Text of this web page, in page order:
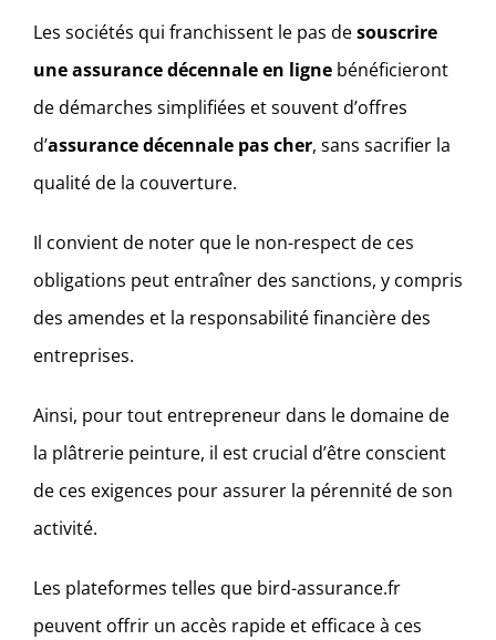
Les sociétés qui franchissent le pas desouscrire
une assurance décennale en ligne bénéficieront
de démarches simplifiées et souvent d’offres
d’assurance décennale pas cher, sans sacrifier la
qualité de la couverture.
Il convient de noter que le non-respect de ces
obligations peut entraîner des sanctions, y compris
des amendes et la responsabilité financière des
entreprises.
Ainsi, pour tout entrepreneur dans le domaine de
la plâtrerie peinture, il est crucial d’être conscient
de ces exigences pour assurer la pérennité de son
activité.
Les plateformes telles que bird-assurance.fr
peuvent offrir un accès rapide et efficace à ces